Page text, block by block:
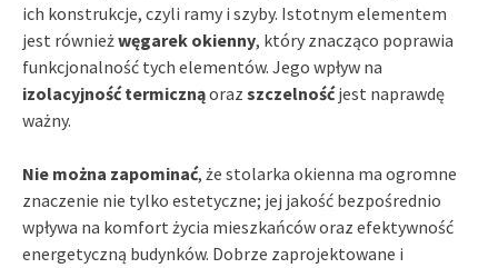
ich konstrukcje, czyli ramy i szyby. Istotnym elementem
jest równieżwęgarek okienny, który znacząco poprawia
funkcjonalność tych elementów. Jego wpływ na
izolacyjność termicznąoraz szczelnośćjest naprawdę
ważny.
Nie można zapominać, że stolarka okienna ma ogromne
znaczenie nie tylko estetyczne; jej jakość bezpośrednio
wpływa na komfort życia mieszkańców oraz efektywność
energetyczną budynków. Dobrze zaprojektowane i